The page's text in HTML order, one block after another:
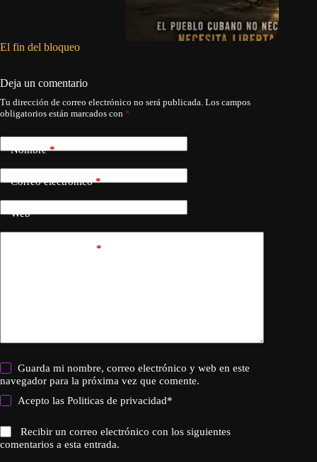
El fin del bloqueo
Deja un comentario
Tu dirección de correo electrónico no será publicada. Los campos
obligatorios están marcados con *
Nombre*
Correo electrónico*
Web
*
Guarda mi nombre, correo electrónico y web en este
navegador para la próxima vez que comente.
Acepto lasPoliticas de privacidad*
Recibir un correo electrónico con los siguientes
comentarios a esta entrada.